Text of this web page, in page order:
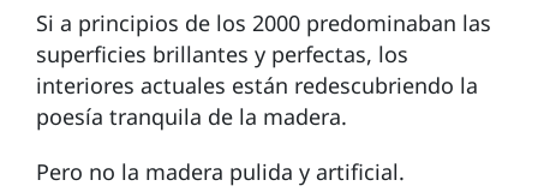
Si a principios de los 2000 predominaban las
superficies brillantes y perfectas, los
interiores actuales están redescubriendo la
poesía tranquila de la madera.
Pero no la madera pulida y artificial.